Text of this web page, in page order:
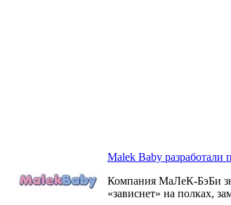
Malek Baby разработали
Компания МаЛеК-БэБи
«зависнет» на полках,